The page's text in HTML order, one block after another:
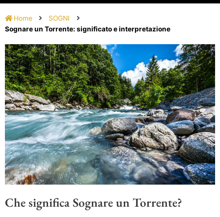
Home
SOGNI
Sognare un Torrente: significato e interpretazione
Che significa Sognare un Torrente?